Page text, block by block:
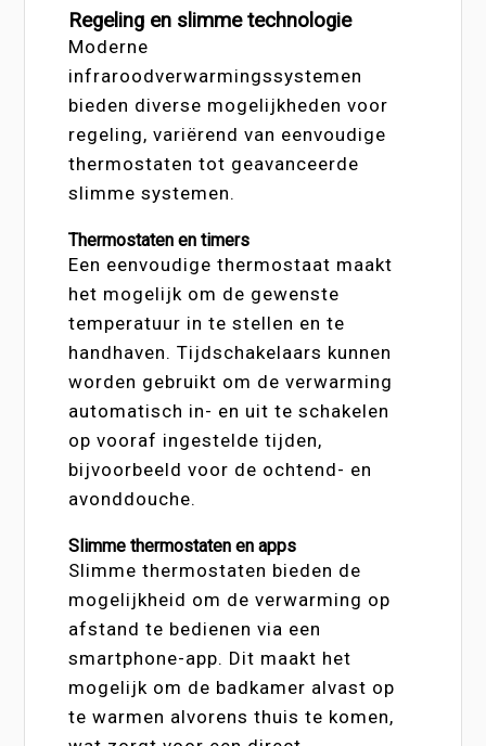
Regeling en slimme technologie
Moderne
infraroodverwarmingssystemen
bieden diverse mogelijkheden voor
regeling, variërend van eenvoudige
thermostaten tot geavanceerde
slimme systemen.
Thermostaten en timers
Een eenvoudige thermostaat maakt
het mogelijk om de gewenste
temperatuur in te stellen en te
handhaven. Tijdschakelaars kunnen
worden gebruikt om de verwarming
automatisch in- en uit te schakelen
op vooraf ingestelde tijden,
bijvoorbeeld voor de ochtend- en
avonddouche.
Slimme thermostaten en apps
Slimme thermostaten bieden de
mogelijkheid om de verwarming op
afstand te bedienen via een
smartphone-app. Dit maakt het
mogelijk om de badkamer alvast op
te warmen alvorens thuis te komen,